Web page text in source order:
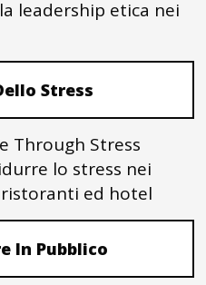
leadership etica nei
Stress
Through Stress
lo stress nei
ed hotel
In Pubblico